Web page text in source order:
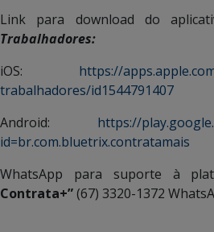
Link para download do
Trabalhadores:
iOS: https://
trabalhadores/id1544791407
Android: https://
id=br.com.bluetrix.contratamais
WhatsApp para suporte à
Contrata+”(67) 3320-1372